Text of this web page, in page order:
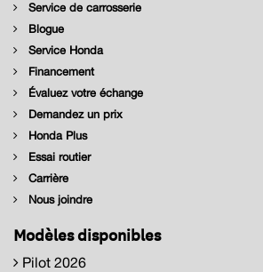
Service de carrosserie
Blogue
Service Honda
Financement
Évaluez votre échange
Demandez un prix
Honda Plus
Essai routier
Carrière
Nous joindre
Modèles disponibles
Pilot 2026